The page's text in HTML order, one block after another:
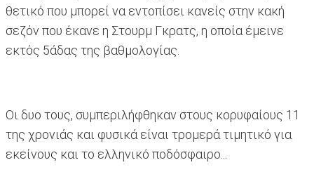
θετικό που μπορεί να εντοπίσει κανείς στην κακή
σεζόν που έκανε η Στουρμ Γκρατς, η οποία έμεινε
εκτός 5άδας της βαθμολογίας.
Οι δυο τους, συμπεριλήφθηκαν στους κορυφαίους 11
της χρονιάς και φυσικά είναι τρομερά τιμητικό για
εκείνους και το ελληνικό ποδόσφαιρο...